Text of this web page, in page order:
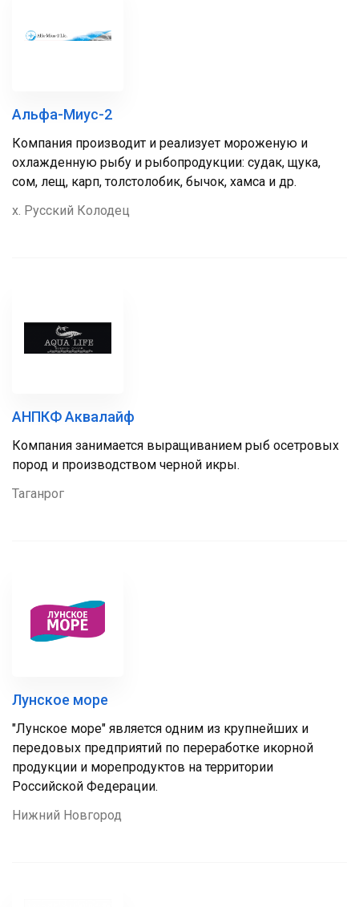
Альфа-Миус-2
Компания производит и реализует мороженую и
охлажденную рыбу и рыбопродукции: судак, щука,
сом, лещ, карп, толстолобик, бычок, хамса и др.
х. Русский Колодец
АНПКФ Аквалайф
Компания занимается выращиванием рыб осетровых
пород и производством черной икры.
Таганрог
Лунское море
"Лунское море" является одним из крупнейших и
передовых предприятий по переработке икорной
продукции и морепродуктов на территории
Российской Федерации.
Нижний Новгород